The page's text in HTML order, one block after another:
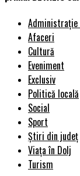
Administrație
Afaceri
Cultură
Eveniment
Exclusiv
Politică locală
Social
Sport
Știri din județ
Viața în Dolj
Turism